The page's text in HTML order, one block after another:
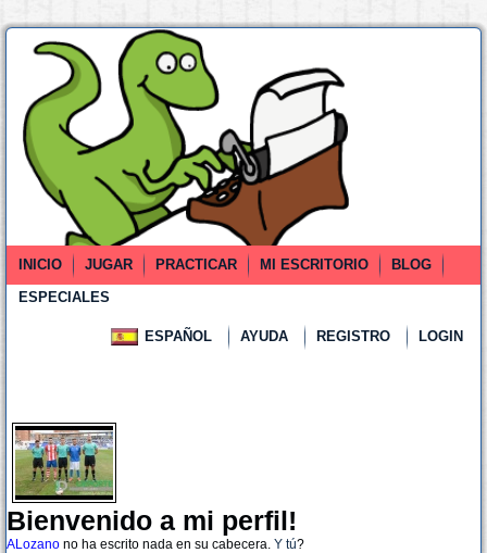
INICIO JUGAR PRACTICAR MI ESCRITORIO
BLOG
ESPECIALES
ESPAÑOL AYUDA REGISTRO LOGIN
Bienvenido a mi perfil!
ALozano no ha escrito nada en su cabecera. Y tú?